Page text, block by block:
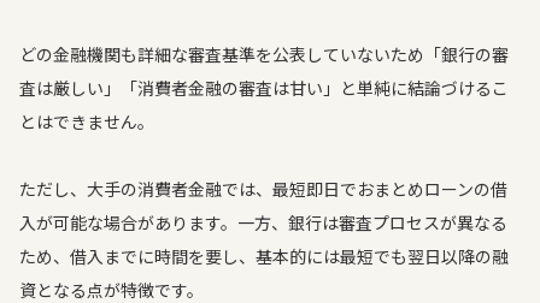
どの金融機関も詳細な審査基準を公表していないため「銀行の審
査は厳しい」「消費者金融の審査は甘い」と単純に結論づけるこ
とはできません。
ただし、大手の消費者金融では、最短即日でおまとめローンの借
入が可能な場合があります。一方、銀行は審査プロセスが異なる
ため、借入までに時間を要し、基本的には最短でも翌日以降の融
資となる点が特徴です。